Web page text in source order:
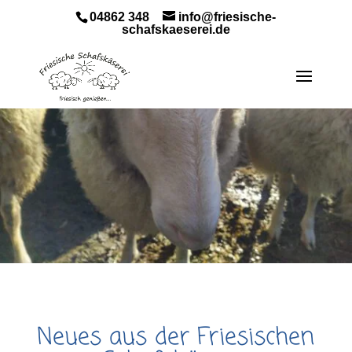
04862 348
info@friesische-
schafskaeserei.de
Neues aus der Friesischen